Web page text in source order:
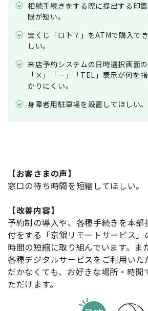
相続手続きをする際に提出する印
限が短い。
宝くじ「ロト７」をATMで購入で
しい。
来店予約システムの日時選択画面
「×」「－」「TEL」表示が何を
かりにくい。
身障者用駐車場を設置してほしい。
【お客さまの声】
窓口の待ち時間を短縮してほしい。
【改善内容】
予約制の導入や、各種手続きを本
付をする「京銀リモートサービス」
時間の短縮に取り組んでいます。ま
各種デジタルサービスをご利用いた
だかなくても、お好きな場所・時間
ただけます。